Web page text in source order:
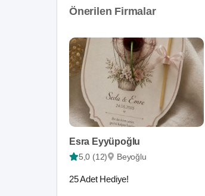
Önerilen Firmalar
Esra Eyyüpoğlu
5,0 (12) Beyoğlu
25 Adet Hediye!